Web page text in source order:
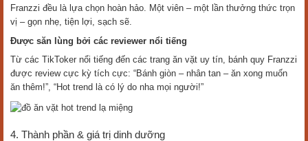
Franzzi đều là lựa chọn hoàn hảo. Một viên – một lần thưởng thức trọn
vị – gọn nhẹ, tiện lợi, sạch sẽ.
Được săn lùng bởi các reviewer nổi tiếng
Từ các TikToker nổi tiếng đến các trang ăn vặt uy tín, bánh quy Franzzi
được review cực kỳ tích cực: “Bánh giòn – nhân tan – ăn xong muốn
ăn thêm!”, “Hot trend là có lý do nha mọi người!”
4. Thành phần & giá trị dinh dưỡng